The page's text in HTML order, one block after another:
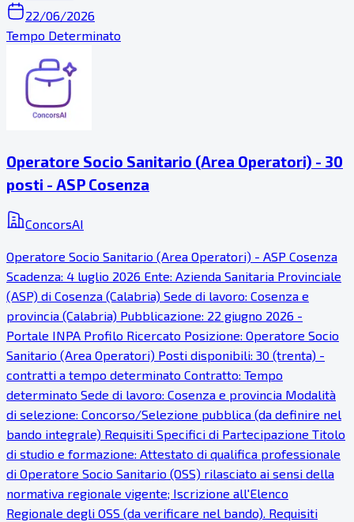
22/06/2026
Tempo Determinato
Operatore Socio Sanitario (Area Operatori) - 30
posti - ASP Cosenza
ConcorsAI
Operatore Socio Sanitario (Area Operatori) - ASP Cosenza
Scadenza: 4 luglio 2026 Ente: Azienda Sanitaria Provinciale
(ASP) di Cosenza (Calabria) Sede di lavoro: Cosenza e
provincia (Calabria) Pubblicazione: 22 giugno 2026 -
Portale INPA Profilo Ricercato Posizione: Operatore Socio
Sanitario (Area Operatori) Posti disponibili: 30 (trenta) -
contratti a tempo determinato Contratto: Tempo
determinato Sede di lavoro: Cosenza e provincia Modalità
di selezione: Concorso/Selezione pubblica (da definire nel
bando integrale) Requisiti Specifici di Partecipazione Titolo
di studio e formazione: Attestato di qualifica professionale
di Operatore Socio Sanitario (OSS) rilasciato ai sensi della
normativa regionale vigente; Iscrizione all'Elenco
Regionale degli OSS (da verificare nel bando). Requisiti